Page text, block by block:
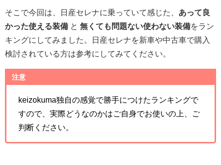
そこで今回は、日産セレナに乗っていて感じた、 あって良
かった使える装備 と 無くても問題ない使わない装備をラン
キングにしてみました。日産セレナを新車や中古車で購入
検討されている方は参考にしてみてください。
注意
keizokuma独自の感覚で勝手につけたランキングで
すので、実際どうなのかはご自身でお使いの上、ご
判断ください。